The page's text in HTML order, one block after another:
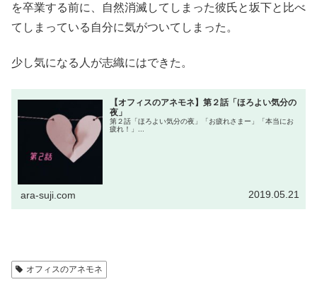
を卒業する前に、自然消滅してしまった彼氏と坂下と比べ
てしまっている自分に気がついてしまった。
少し気になる人が志織にはできた。
【オフィスのアネモネ】第２話「ほろよい気分の
夜」
第２話「ほろよい気分の夜」「お疲れさまー」「本当にお
疲れ！」...
ara-suji.com 2019.05.21
オフィスのアネモネ